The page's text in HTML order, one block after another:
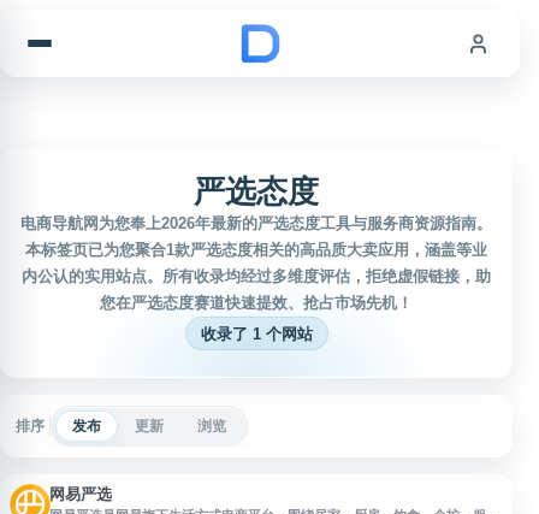
严选态度
电商导航网为您奉上2026年最新的严选态度工具与服务商资源指南。
本标签页已为您聚合1款严选态度相关的高品质大卖应用，涵盖等业
内公认的实用站点。所有收录均经过多维度评估，拒绝虚假链接，助
您在严选态度赛道快速提效、抢占市场先机！
收录了 1 个网站
排序 发布 更新 浏览
网易严选